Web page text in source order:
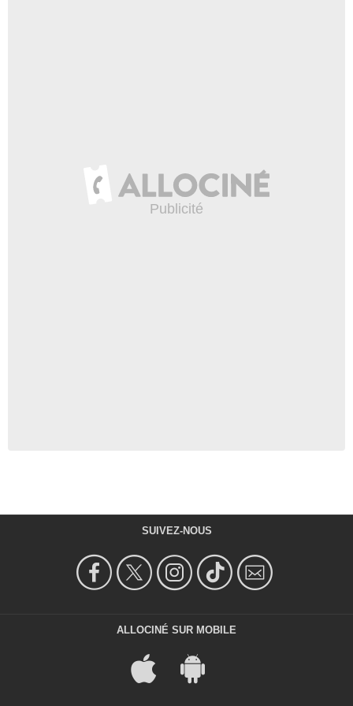
SUIVEZ-NOUS
ALLOCINÉ SUR MOBILE